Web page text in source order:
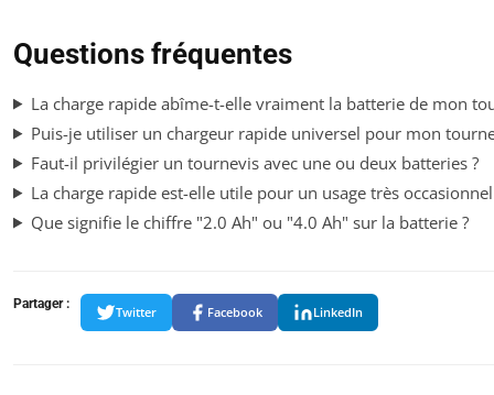
Questions fréquentes
La charge rapide abîme-t-elle vraiment la batterie de mon
Puis-je utiliser un chargeur rapide universel pour mon
Faut-il privilégier un tournevis avec une ou deux batteries ?
La charge rapide est-elle utile pour un usage très occasionnel
Que signifie le chiffre "2.0 Ah" ou "4.0 Ah" sur la batterie ?
Partager :
Twitter Facebook LinkedIn